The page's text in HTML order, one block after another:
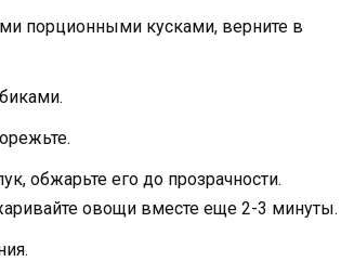
порционными кусками, верните в
обжарьте его до прозрачности.
овощи вместе еще 2-3 минуты.